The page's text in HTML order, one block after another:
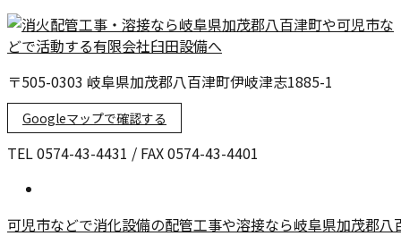
〒505-0303 岐阜県加茂郡八百津町伊岐津志1885-1
Googleマップで確認する
TEL 0574-43-4431 / FAX 0574-43-4401
可児市などで消化設備の配管工事や溶接なら岐阜県加茂郡